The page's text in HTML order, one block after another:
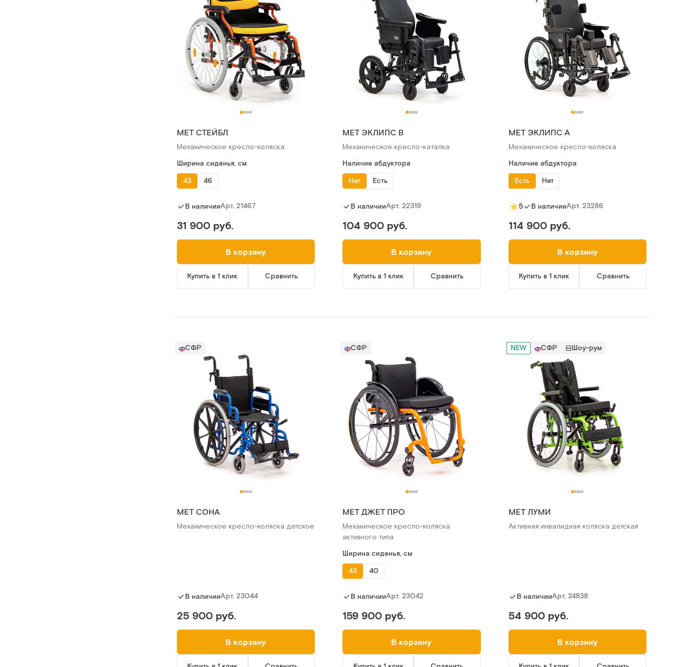
МЕТ СТЕЙБЛ
Механическое кресло-коляска
Ширина сиденья, см
43
46
В наличииАрт. 21467
31 900 руб.
В корзину
Купить в 1 клик Сравнить
МЕТ ЭКЛИПС В
Механическое кресло-каталка
Наличие абдуктора
Нет
Есть
В наличииАрт.22319
104 900 руб.
В корзину
Купить в 1 клик Сравнить
MET ЭКЛИПС А
Механическое кресло-коляска
Наличие абдуктора
Есть
Нет
5 В наличииАрт. 23286
114 900 руб.
В корзину
Купить в 1 клик Сравнить
СФР
MET СОНА
Механическое кресло-коляска детское
В наличииАрт. 23044
25 900 руб.
В корзину
СФР
МЕТ ДЖЕТ ПРО
Механическое кресло-коляска
активного типа
Ширина сиденья, см
43
40
В наличииАрт.23042
159 900 руб.
В корзину
NEW СФР Шоу-рум
MET ЛУМИ
Активная инвалидная коляска детская
В наличииАрт. 24838
54 900 руб.
В корзину